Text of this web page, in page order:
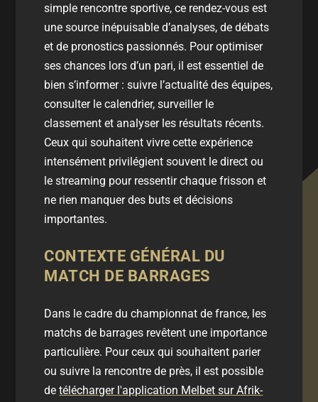
simple rencontre sportive, ce rendez-vous est
une source inépuisable d’analyses, de débats
et de pronostics passionnés. Pour optimiser
ses chances lors d’un pari, il est essentiel de
bien s’informer : suivre l’actualité des équipes,
consulter lecalendrier, surveiller le
classement et analyser les résultats récents.
Ceux qui souhaitent vivre cette expérience
intensément privilégient souvent ledirect ou
lestreaming pour ressentir chaque frisson et
ne rien manquer des buts et décisions
importantes.
CONTEXTE GÉNÉRAL DU
MATCH DE BARRAGES
Dans le cadre duchampionnat de france, les
matchs de barrages revêtent une importance
particulière. Pour ceux qui souhaitent parier
ou suivre la rencontre de près, il est possible
detélécharger l'application Melbet sur Afrik-